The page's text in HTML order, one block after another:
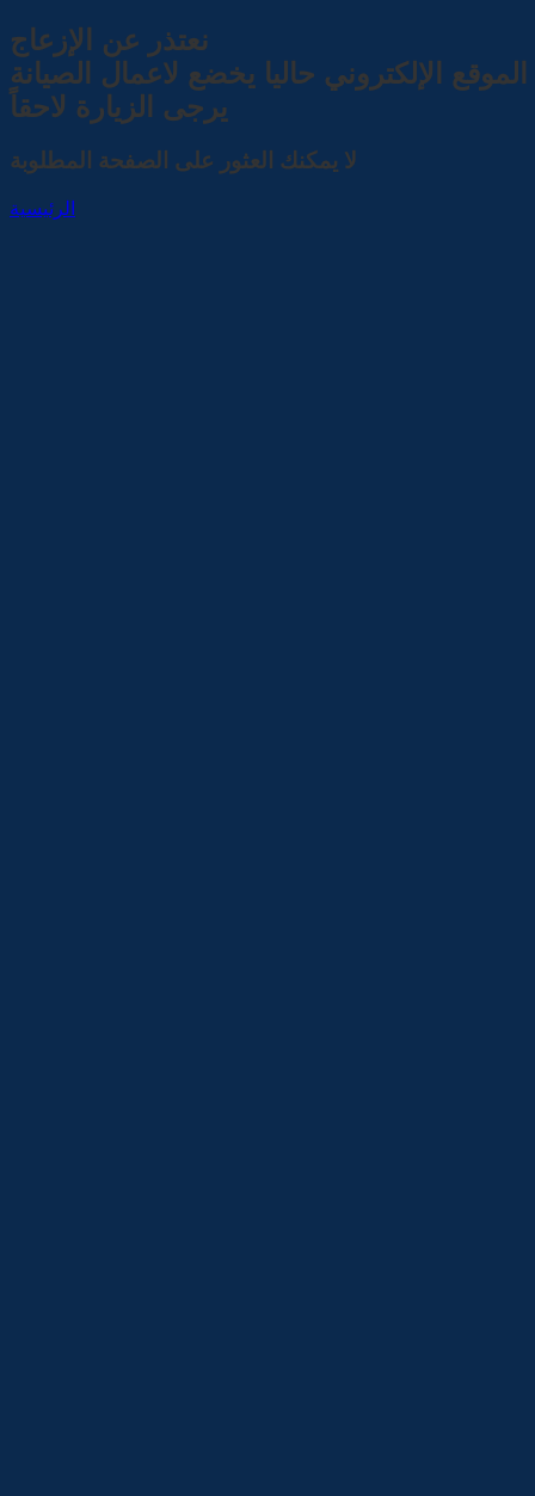
نعتذر عن الإزعاج
الإلكتروني حاليا يخضع لاعمال الصيانة
يرجى الزيارة لاحقاً
لا يمكنك العثور على الصفحة المطلوبة
الرئيسية